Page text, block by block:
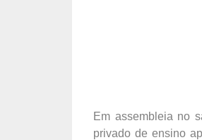
Em assembleia no
privado de ensino